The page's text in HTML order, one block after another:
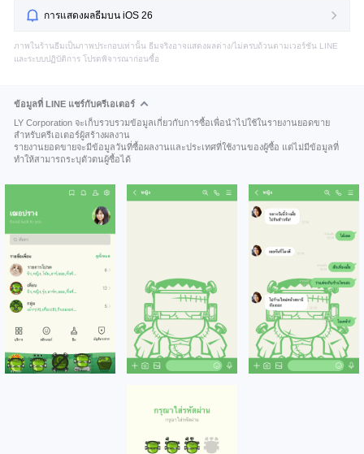
การแสดงผลธีมบน iOS 26
ภาพในร้านธีมเป็นภาพประกอบเท่านั้น ธีมจริงอาจแสดงผลต่าง/ไม่ครบถ้วนตามเวอร์ชัน LINE
และระบบปฏิบัติการ โปรดพิจารณาก่อนซื้อ
ข้อมูลที่ LINE แชร์กับครีเอเตอร์
LY Corporation จะเก็บรวบรวมข้อมูลเกี่ยวกับการซื้อเพื่อนำไปใช้ในรายงานยอดขาย
สำหรับครีเอเตอร์ผู้สร้างผลงาน
รายงานยอดขายจะมีข้อมูลวันที่ซื้อผลงานและประเทศที่ใช้งานของผู้ซื้อ แต่ไม่มีข้อมูลที่
ทำให้สามารถระบุตัวตนผู้ซื้อได้